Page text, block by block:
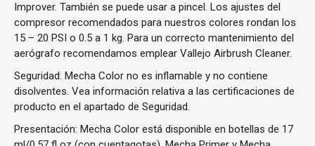
Improver. También se puede usar a pincel. Los ajustes del
compresor recomendados para nuestros colores rondan los
15 – 20 PSI o 0.5 a 1 kg. Para un correcto mantenimiento del
aerógrafo recomendamos emplear Vallejo Airbrush Cleaner.
Seguridad: Mecha Color no es inflamable y no contiene
disolventes. Vea información relativa a las certificaciones de
producto en el apartado de Seguridad.
Presentación: Mecha Color está disponible en botellas de 17